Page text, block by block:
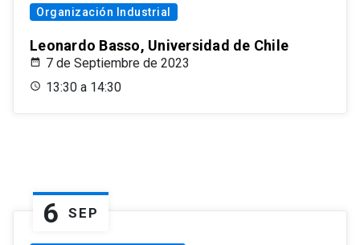
Organización Industrial
Leonardo Basso, Universidad de Chile
7 de Septiembre de 2023
13:30 a 14:30
6 SEP